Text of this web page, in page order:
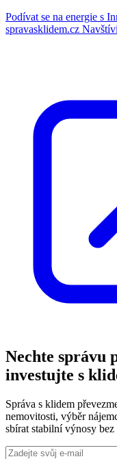
Podívat se na energie s
spravasklidem.cz
Nechte správu
investujte s
Správa s klidem
nemovitosti, výběr
sbírat stabilní výnosy